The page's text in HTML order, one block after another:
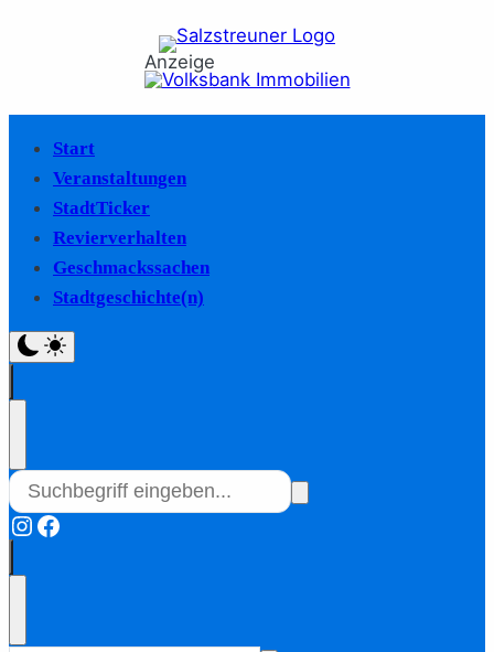
Anzeige
Start
Veranstaltungen
StadtTicker
Revierverhalten
Geschmackssachen
Stadtgeschichte(n)
Instagram
Facebook